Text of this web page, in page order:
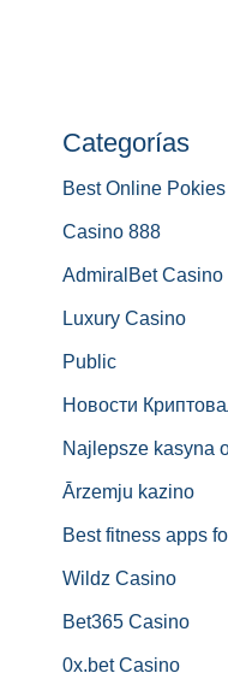
Categorías
Best Online
Casino 888
AdmiralBet Casino
Luxury Casino
Public
Новости
Najlepsze kasyna
Ārzemju kazino
Best fitness apps
Wildz Casino
Bet365 Casino
0x.bet Casino